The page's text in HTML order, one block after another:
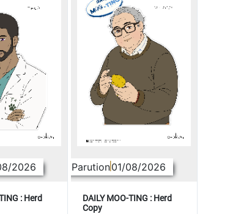
2026
: Herd
Parution01/08/2026
DAILY MOO-TING : Herd
Copy